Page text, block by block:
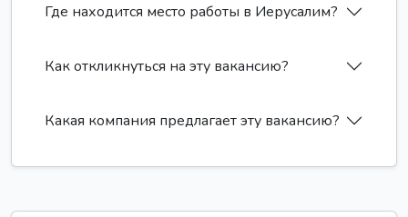
Где находится место работы в Иерусалим?
Как откликнуться на эту вакансию?
Какая компания предлагает эту вакансию?